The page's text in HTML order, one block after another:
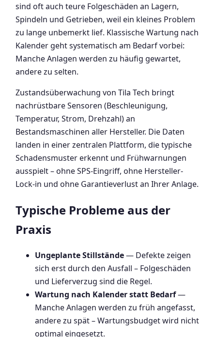
sind oft auch teure Folgeschäden an Lagern,
Spindeln und Getrieben, weil ein kleines Problem
zu lange unbemerkt lief. Klassische Wartung nach
Kalender geht systematisch am Bedarf vorbei:
Manche Anlagen werden zu häufig gewartet,
andere zu selten.
Zustandsüberwachung von Tila Tech bringt
nachrüstbare Sensoren (Beschleunigung,
Temperatur, Strom, Drehzahl) an
Bestandsmaschinen aller Hersteller. Die Daten
landen in einer zentralen Plattform, die typische
Schadensmuster erkennt und Frühwarnungen
ausspielt – ohne SPS-Eingriff, ohne Hersteller-
Lock-in und ohne Garantieverlust an Ihrer Anlage.
Typische Probleme aus der
Praxis
Ungeplante Stillstände— Defekte zeigen
sich erst durch den Ausfall – Folgeschäden
und Lieferverzug sind die Regel.
Wartung nach Kalender statt Bedarf—
Manche Anlagen werden zu früh angefasst,
andere zu spät – Wartungsbudget wird nicht
optimal eingesetzt.